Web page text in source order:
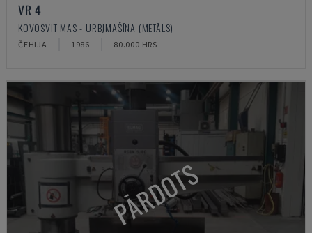
VR 4
KOVOSVIT MAS - URBJMAŠĪNA (METĀLS)
ČEHIJA 1986 80.000 HRS
PĀRDOTS